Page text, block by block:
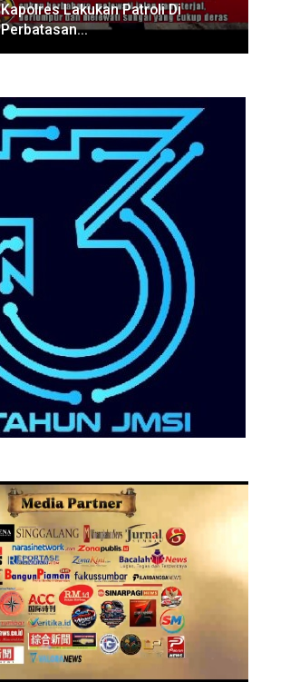
Kapolres Lakukan Patroli Di
Perbatasan…